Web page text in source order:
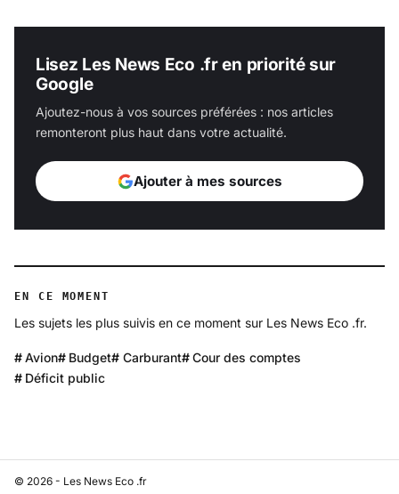
Lisez Les News Eco .fr en priorité sur
Google
Ajoutez-nous à vos sources préférées : nos articles
remonteront plus haut dans votre actualité.
Ajouter à mes sources
EN CE MOMENT
Les sujets les plus suivis en ce moment sur Les News Eco .fr.
Avion Budget Carburant
Cour des comptes
Déficit public
© 2026 - Les News Eco .fr